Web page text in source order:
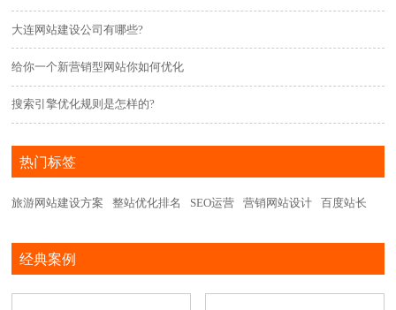
大连网站建设公司有哪些?
给你一个新营销型网站你如何优化
搜索引擎优化规则是怎样的?
热门标签
旅游网站建设方案 整站优化排名 SEO运营 营销网站设计 百度站长
经典案例